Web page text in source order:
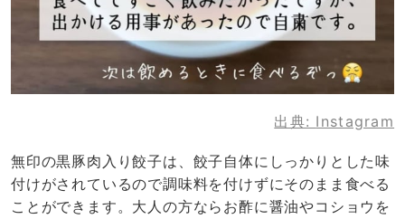
出典: Instagram
無印の黒豚肉入り餃子は、餃子自体にしっかりとした味
付けがされているので調味料を付けずにそのまま食べる
ことができます。大人の方ならお酢に醤油やコショウを